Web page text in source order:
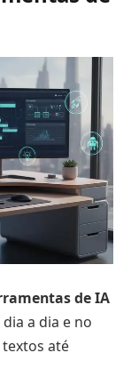
de IA
a dia e no
textos até